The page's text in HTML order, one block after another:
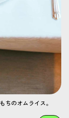
ちのオムライス。